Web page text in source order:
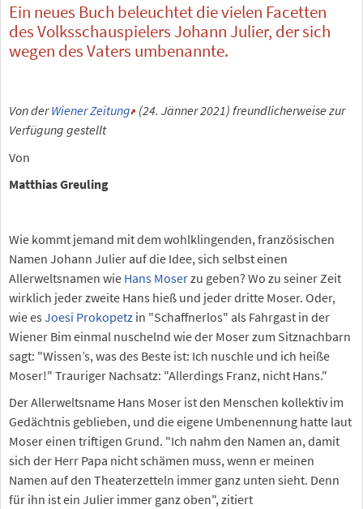
Ein neues Buch beleuchtet die vielen Facetten
des Volksschauspielers Johann Julier, der sich
wegen des Vaters umbenannte.
Von derWiener Zeitung (24. Jänner 2021) freundlicherweise zur
Verfügung gestellt
Von
Matthias Greuling
Wie kommt jemand mit dem wohlklingenden, französischen
Namen Johann Julier auf die Idee, sich selbst einen
Allerweltsnamen wie Hans Moserzu geben? Wo zu seiner Zeit
wirklich jeder zweite Hans hieß und jeder dritte Moser. Oder,
wie es Joesi Prokopetz in "Schaffnerlos" als Fahrgast in der
Wiener Bim einmal nuschelnd wie der Moser zum Sitznachbarn
sagt: "Wissen’s, was des Beste ist: Ich nuschle und ich heiße
Moser!" Trauriger Nachsatz: "Allerdings Franz, nicht Hans."
Der Allerweltsname Hans Moser ist den Menschen kollektiv im
Gedächtnis geblieben, und die eigene Umbenennung hatte laut
Moser einen triftigen Grund. "Ich nahm den Namen an, damit
sich der Herr Papa nicht schämen muss, wenn er meinen
Namen auf den Theaterzetteln immer ganz unten sieht. Denn
für ihn ist ein Julier immer ganz oben", zitiert